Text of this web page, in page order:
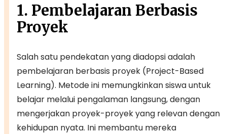
1. Pembelajaran Berbasis
Proyek
Salah satu pendekatan yang diadopsi adalah
pembelajaran berbasis proyek (Project-Based
Learning). Metode ini memungkinkan siswa untuk
belajar melalui pengalaman langsung, dengan
mengerjakan proyek-proyek yang relevan dengan
kehidupan nyata. Ini membantu mereka